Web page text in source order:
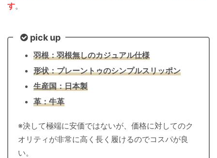
す。
pick up
羽根：羽根無しのカジュアル仕様
形状：プレーントゥのシンプルスリッポン
生産国：日本製
革：牛革
※決して極端に安価ではないが、価格に対してのク
オリティが非常に高く長く履けるのでコスパが良
い。